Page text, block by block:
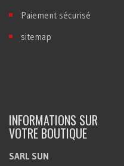
Paiement sécurisé
sitemap
INFORMATIONS SUR
VOTRE BOUTIQUE
SARL SUN